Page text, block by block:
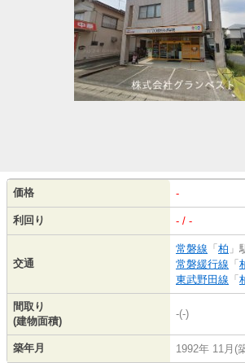
価格 -
利回り - / -
交通
常磐線 「 柏 」
常磐緩行線 「
東武野田線 「
間取り
(建物面積)
-(-)
築年月 1992年 11月(